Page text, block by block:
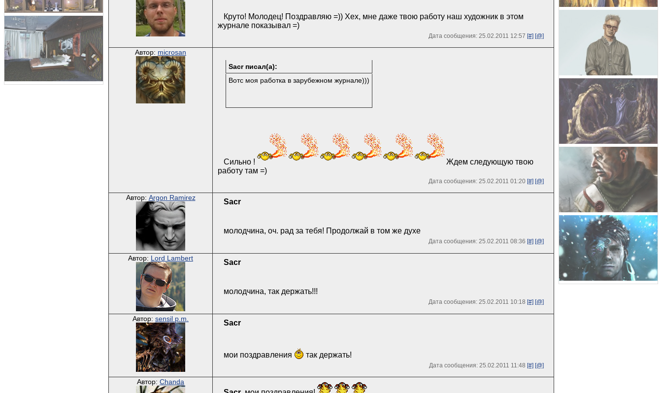
Круто! Молодец! Поздравляю =)) Хех, мне даже твою работу наш художник в этом
журнале показывал =)
Дата сообщения: 25.02.2011 12:57 [#] [@]
Автор: microsan
Sacr писал(а):
Вотс моя работка в зарубежном журнале)))
Сильно !
Ждем следующую твою
работу там =)
Дата сообщения: 25.02.2011 01:20 [#] [@]
Автор: Argon Ramirez Sacr
молодчина, оч. рад за тебя! Продолжай в том же духе
Дата сообщения: 25.02.2011 08:36 [#] [@]
Автор: Lord Lambert Sacr
молодчина, так держать!!!
Дата сообщения: 25.02.2011 10:18 [#] [@]
Автор: sensil p.m. Sacr
мои поздравления так держать!
Дата сообщения: 25.02.2011 11:48 [#] [@]
Автор: Chanda